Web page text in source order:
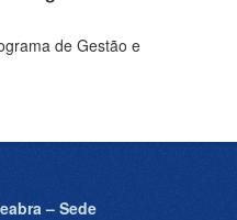
de Gestão e
– Sede